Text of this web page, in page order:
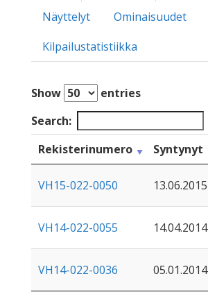
Näyttelyt
Ominaisuudet
Kilpailustatistiikka
Show
entries
Search:
Rekisterinumero
Syntynyt
VH15-022-0050 13.06.2015
VH14-022-0055 14.04.2014
VH14-022-0036 05.01.2014